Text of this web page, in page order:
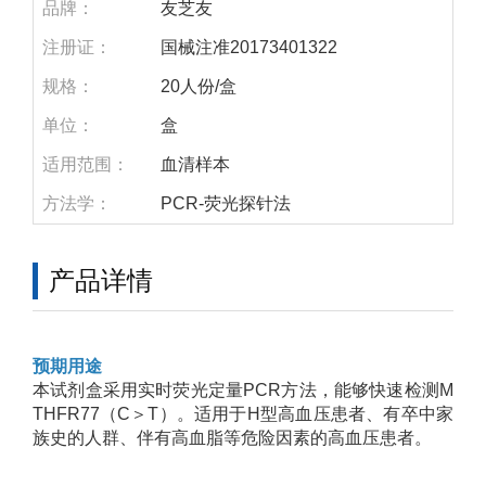
品牌： 友芝友
注册证： 国械注准20173401322
规格： 20人份/盒
单位： 盒
适用范围： 血清样本
方法学： PCR-荧光探针法
产品详情
预期用途
本试剂盒采用实时荧光定量PCR方法，能够快速检测M
THFR77（C＞T）。适用于H型高血压患者、有卒中家
族史的人群、伴有高血脂等危险因素的高血压患者。